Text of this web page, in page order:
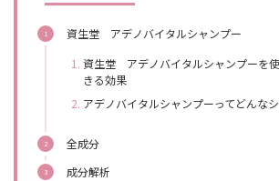
資生堂 アデノバイタルシャンプー
資生堂 アデノバイタルシャンプーを
きる効果
アデノバイタルシャンプーってどんな
全成分
成分解析